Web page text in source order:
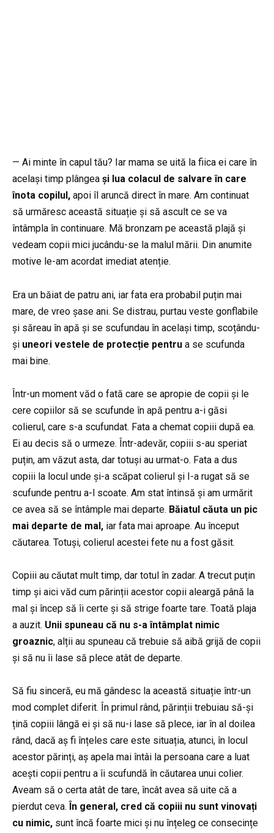
— Ai minte în capul tău? Iar mama se uită la fiica ei care în
același timp plângea și lua colacul de salvare în care
înota copilul, apoi îl aruncă direct în mare. Am continuat
să urmăresc această situație și să ascult ce se va
întâmpla în continuare. Mă bronzam pe această plajă și
vedeam copii mici jucându-se la malul mării. Din anumite
motive le-am acordat imediat atenție.
Era un băiat de patru ani, iar fata era probabil puțin mai
mare, de vreo șase ani. Se distrau, purtau veste gonflabile
și săreau în apă și se scufundau în același timp, scoțându-
și uneori vestele de protecție pentru a se scufunda
mai bine.
Într-un moment văd o fată care se apropie de copii și le
cere copiilor să se scufunde în apă pentru a-i găsi
colierul, care s-a scufundat. Fata a chemat copiii după ea.
Ei au decis să o urmeze. Într-adevăr, copiii s-au speriat
puțin, am văzut asta, dar totuși au urmat-o. Fata a dus
copiii la locul unde și-a scăpat colierul și I-a rugat să se
scufunde pentru a-l scoate. Am stat întinsă și am urmărit
ce avea să se întâmple mai departe. Băiatul căuta un pic
mai departe de mal, iar fata mai aproape. Au început
căutarea. Totuși, colierul acestei fete nu a fost găsit.
Copiii au căutat mult timp, dar totul în zadar. A trecut puțin
timp și aici văd cum părinții acestor copii aleargă până la
mal și încep să îi certe și să strige foarte tare. Toată plaja
a auzit. Unii spuneau că nu s-a întâmplat nimic
groaznic, alții au spuneau că trebuie să aibă grijă de copii
și să nu îi lase să plece atât de departe.
Să fiu sinceră, eu mă gândesc la această situație într-un
mod complet diferit. În primul rând, părinții trebuiau să-și
țină copiii lângă ei și să nu-i lase să plece, iar în al doilea
rând, dacă aș fi înțeles care este situația, atunci, în locul
acestor părinți, aș apela mai întâi la persoana care a luat
acești copii pentru a îi scufundă în căutarea unui colier.
Aveam să o certa atât de tare, încât avea să uite că a
pierdut ceva. În general, cred că copiii nu sunt vinovați
cu nimic, sunt încă foarte mici și nu înțeleg ce consecințe